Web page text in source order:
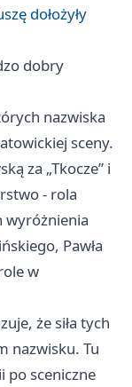
dołożyły
dobry
nazwiska
sceny.
za „Tkocze” i
- rola
wyróżnienia
Pawła
w
że siła tych
nazwisku. Tu
po sceniczne